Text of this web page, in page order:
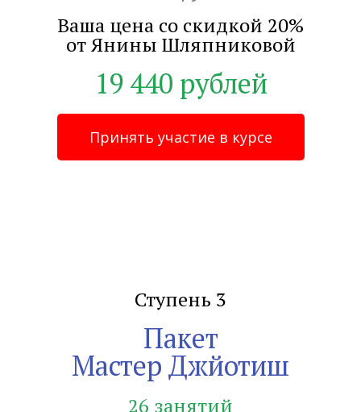
Ваша цена со скидкой 20%
от Янины Шляпниковой
19 440 рублей
Принять участие в курсе
Ступень 3
Пакет
Мастер Джйотиш
26 занятий